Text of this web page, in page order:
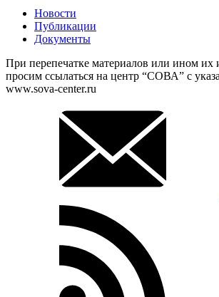
Новости
Публикации
Документы
При перепечатке материалов или ином их
просим ссылаться на центр “СОВА” с
www.sova-center.ru